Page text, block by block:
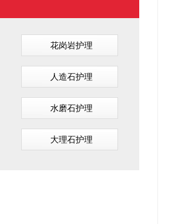
花岗岩护理
人造石护理
水磨石护理
大理石护理